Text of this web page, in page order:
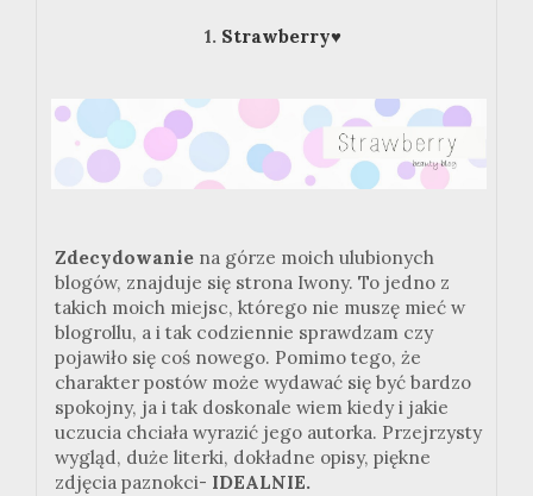
1. Strawberry♥
Zdecydowanie na górze moich ulubionych
blogów, znajduje się strona Iwony. To jedno z
takich moich miejsc, którego nie muszę mieć w
blogrollu, a i tak codziennie sprawdzam czy
pojawiło się coś nowego. Pomimo tego, że
charakter postów może wydawać się być bardzo
spokojny, ja i tak doskonale wiem kiedy i jakie
uczucia chciała wyrazić jego autorka. Przejrzysty
wygląd, duże literki, dokładne opisy, piękne
zdjęcia paznokci- IDEALNIE.